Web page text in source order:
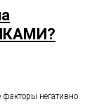
негативно